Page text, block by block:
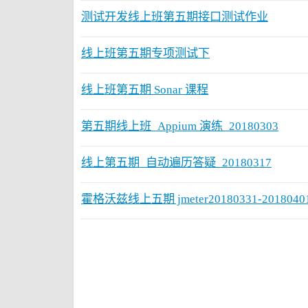
测试开发线上班第五期接口测试作业
线上班第五期专项测试下
线上班第五期 Sonar 课程
第五期线上班_Appium 演练_20180303
线上第五期_自动遍历答疑_20180317
霍格沃兹线上五期 jmeter20180331-